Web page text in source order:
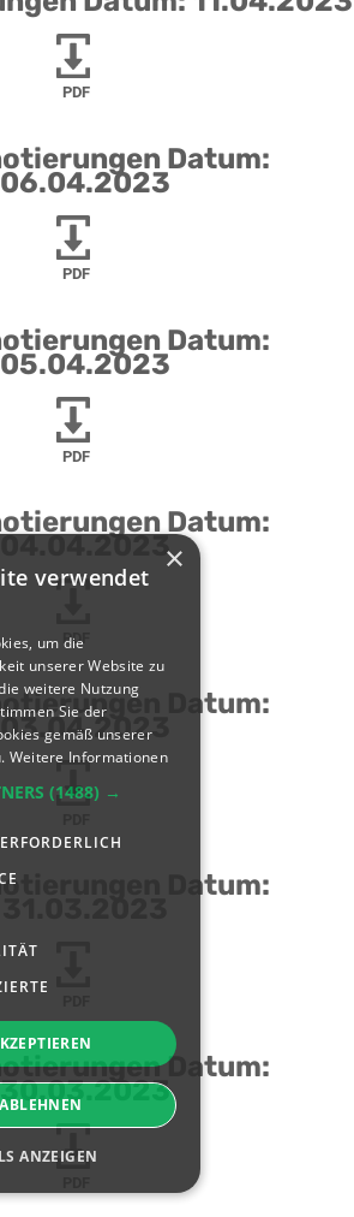
PDF
Datum:
06.04.2023
PDF
Datum:
05.04.2023
PDF
Datum:
04.04.2023
PDF
Datum:
03.04.2023
Datum:
Datum:
30.03.2023
×
verwendet
um die
unserer Website zu
weitere Nutzung
Sie der
gemäß unserer
Weitere Informationen
(1488) →
ANZEIGEN